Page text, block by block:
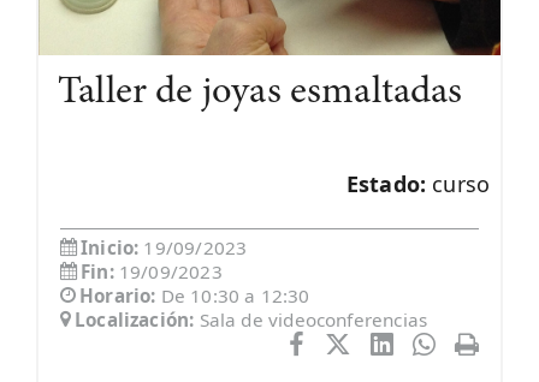
Taller de joyas esmaltadas
Estado: curso
Inicio: 19/09/2023
Fin: 19/09/2023
Horario: De 10:30 a 12:30
Localización: Sala de videoconferencias